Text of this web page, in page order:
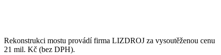
Rekonstrukci mostu provádí firma LIZDROJ za vysoutěženou cenu
21 mil. Kč (bez DPH).